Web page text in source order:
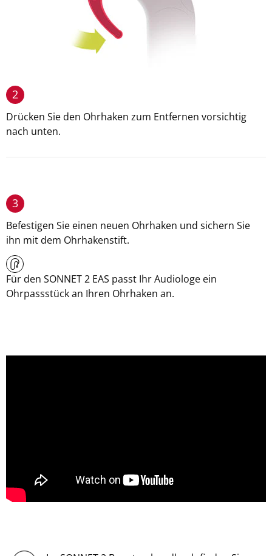
2
Drücken Sie den Ohrhaken zum Entfernen vorsichtig
nach unten.
3
Befestigen Sie einen neuen Ohrhaken und sichern Sie
ihn mit dem Ohrhakenstift.
Für den SONNET 2 EAS passt Ihr Audiologe ein
Ohrpassstück an Ihren Ohrhaken an.